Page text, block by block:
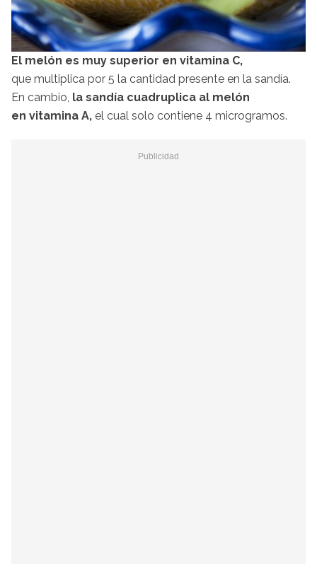
El melón es muy superior en vitamina C,
que multiplica por 5 la cantidad presente en la sandía.
En cambio, la sandía cuadruplica al melón
en vitamina A, el cual solo contiene 4 microgramos.